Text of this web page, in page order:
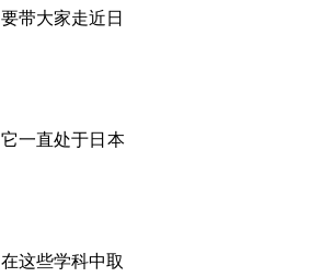
带大家走近日
一直处于日本
这些学科中取